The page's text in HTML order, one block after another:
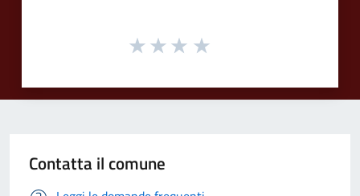
Contatta il comune